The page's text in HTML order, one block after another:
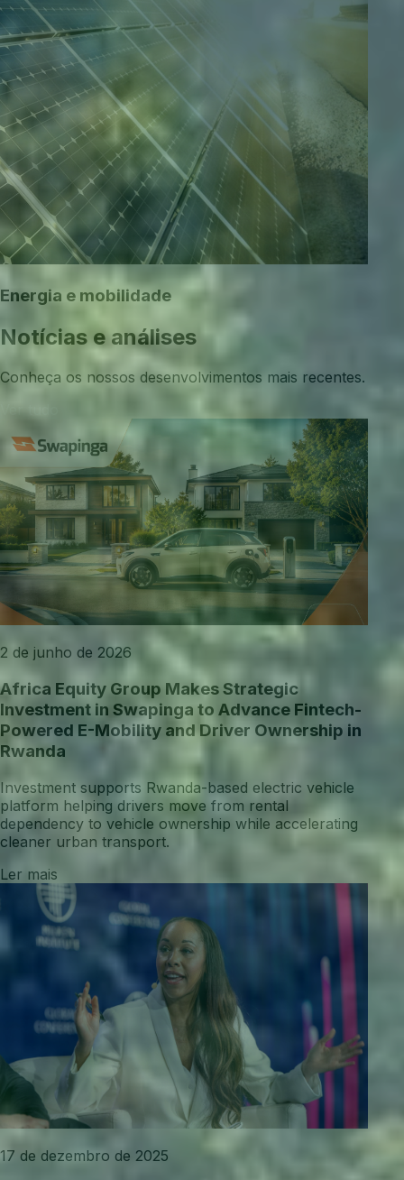
Energia e mobilidade
Notícias e análises
Conheça os nossos desenvolvimentos mais recentes.
Ver tudo
2 de junho de 2026
Africa Equity Group Makes Strategic
Investment in Swapinga to Advance Fintech-
Powered E-Mobility and Driver Ownership in
Rwanda
Investment supports Rwanda-based electric vehicle
platform helping drivers move from rental
dependency to vehicle ownership while accelerating
cleaner urban transport.
Ler mais
17 de dezembro de 2025